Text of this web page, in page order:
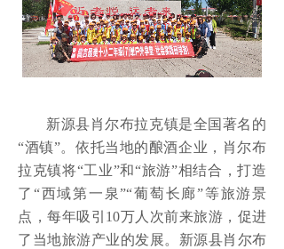
新源县肖尔布拉克镇是全国著名的
“酒镇”。依托当地的酿酒企业，肖尔布
拉克镇将“工业”和“旅游”相结合，打造
了“西域第一泉”“葡萄长廊”等旅游景
点，每年吸引10万人次前来旅游，促进
了当地旅游产业的发展。新源县肖尔布